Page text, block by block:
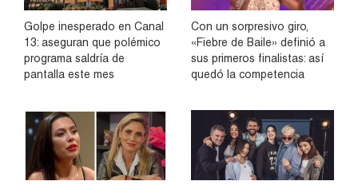
Golpe inesperado en Canal
13: aseguran que polémico
programa saldría de
pantalla este mes
Con un sorpresivo giro,
«Fiebre de Baile» definió a
sus primeros finalistas: así
quedó la competencia